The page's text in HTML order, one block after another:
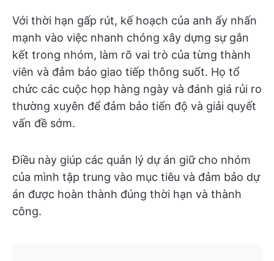
Với thời hạn gấp rút, kế hoạch của anh ấy nhấn
mạnh vào việc nhanh chóng xây dựng sự gắn
kết trong nhóm, làm rõ vai trò của từng thành
viên và đảm bảo giao tiếp thông suốt. Họ tổ
chức các cuộc họp hàng ngày và đánh giá rủi ro
thường xuyên để đảm bảo tiến độ và giải quyết
vấn đề sớm.
Điều này giúp các quản lý dự án giữ cho nhóm
của mình tập trung vào mục tiêu và đảm bảo dự
án được hoàn thành đúng thời hạn và thành
công.